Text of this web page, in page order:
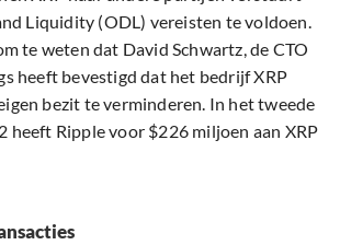
Liquidity (ODL) vereisten te voldoen.
te weten dat David Schwartz, de CTO
heeft bevestigd dat het bedrijf XRP
bezit te verminderen. In het tweede
heeft Ripple voor $226 miljoen aan XRP